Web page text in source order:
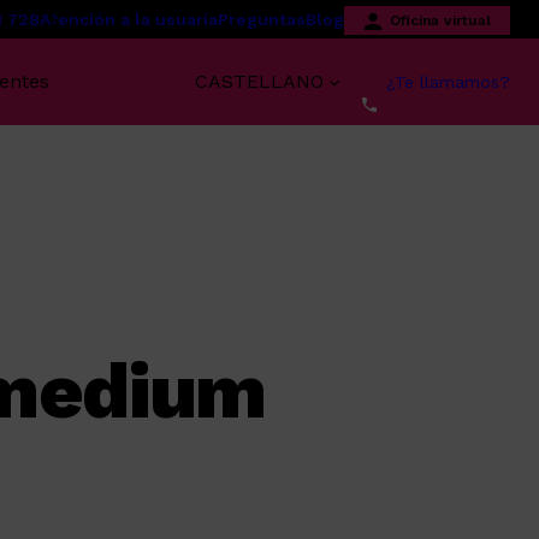
728Atención a la usuariaPreguntasBlog Oficina virtual
CASTELLANO ¿Te llamamos?